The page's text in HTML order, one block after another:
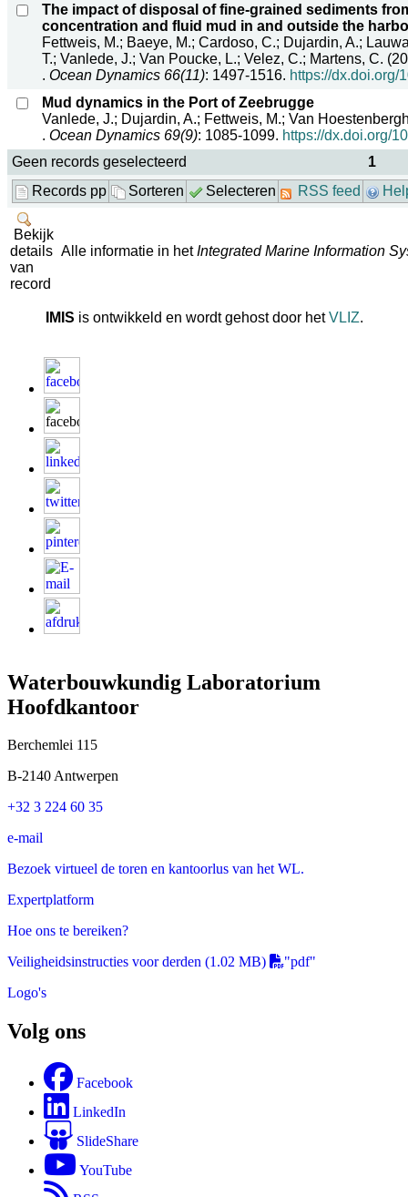
The impact of disposal of fine-grained sediments
concentration and fluid mud in and outside the
Fettweis, M.; Baeye, M.; Cardoso, C.; Dujardin, A.;
T.; Vanlede, J.; Van Poucke, L.; Velez, C.; Martens, C.
. Ocean Dynamics 66(11): 1497-1516. https://dx.doi.org/
Mud dynamics in the Port of Zeebrugge
Vanlede, J.; Dujardin, A.; Fettweis, M.; Van
. Ocean Dynamics 69(9): 1085-1099. https://dx.doi.org/
Geen records geselecteerd
1
Records pp
Sorteren Selecteren RSS feed
Bekijk
details
van
record
Alle informatie in hetIntegrated Marine Information
IMIS is ontwikkeld en wordt gehost door hetVLIZ.
Waterbouwkundig Laboratorium
Hoofdkantoor
Berchemlei 115
B-2140 Antwerpen
+32 3 224 60 35
e-mail
Bezoek virtueel de toren en kantoorlus van het WL.
Expertplatform
Hoe ons te bereiken?
Veiligheidsinstructies voor derden (1.02 MB)
"pdf"
Logo's
Volg ons
Facebook
LinkedIn
SlideShare
YouTube